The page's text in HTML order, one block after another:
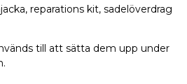
reparations kit, sadelöverdrag
till att sätta dem upp under